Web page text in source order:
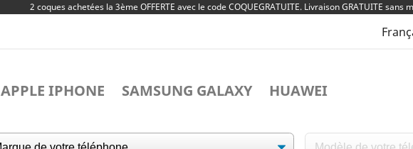
2 coques achetées la 3ème OFFERTE avec le code COQUEGRATUITE. Livraison GRATUITE sans
APPLE IPHONE SAMSUNG GALAXY HUAWEI